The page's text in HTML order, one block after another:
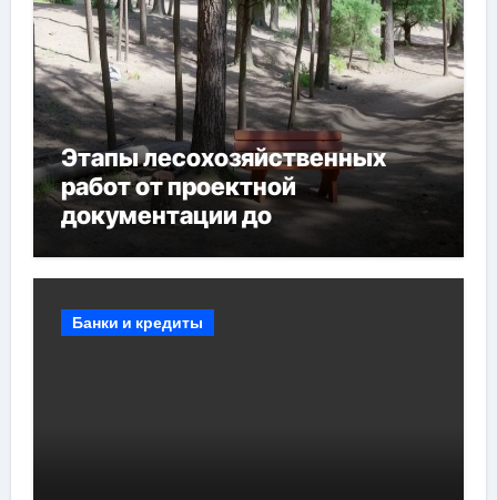
Этапы лесохозяйственных
работ от проектной
документации до
мероприятий и обустройства
Банки и кредиты